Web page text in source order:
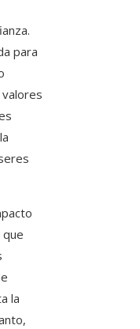
para
la